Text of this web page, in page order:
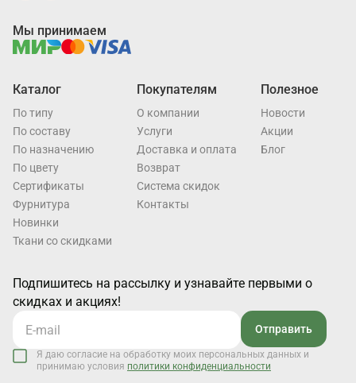
Каталог
По типу
По составу
По назначению
По цвету
Cертификаты
Фурнитура
Новинки
Ткани со скидками
Покупателям
О компании
Услуги
Доставка и оплата
Возврат
Система скидок
Контакты
Полезное
Новости
Акции
Блог
Подпишитесь на рассылку и узнавайте первыми о
скидках и акциях!
Отправить
Я даю согласие на обработку моих персональных данных и
принимаю условия политики конфиденциальности
Мы принимаем